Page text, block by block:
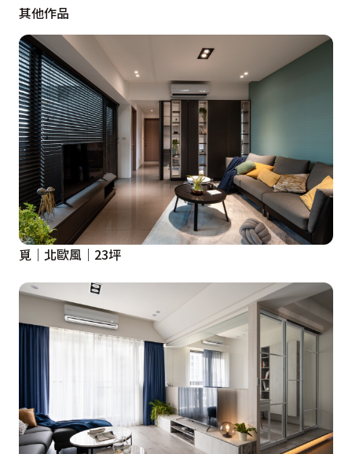
以簡練線條為主，平衡大人味與童趣，減少繁雜堆疊的設
計，用簡單但強烈的材料表現張力，為業主創造新的生活
模樣同時保留原本的自己。
設計概念文字為【島嶼星光文製所、Mojo Design
Studio 默覺室內設計】提供
其他作品
覓｜北歐風｜23坪